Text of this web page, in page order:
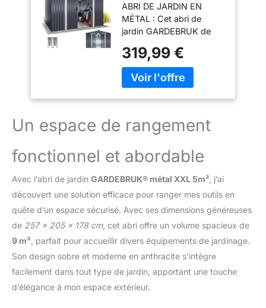
métallique
ABRI DE JARDIN EN
MÉTAL : Cet abri de
jardin GARDEBRUK de
2 pans est parfait pour
ranger ou stocker tous
les ustensiles, outils et
sec. De ce fait, tu auras
toujours tout à portée de
RANGEMENT : Les
de la cabane de jardin de
260 x 205 x 180 cm
promettent suffisamment
d'espace de rangement
pour ta tondeuse à
gazon, tes pots de
fleurs, tes meubles de
jardin ou ton taille-haie.
supplémentaires,
319,99 €
Un espace de rangement
fonctionnel et abordable
Avec l’abri de jardin GARDEBRUK® métal XXL 5m² , j’ai
découvert une solution efficace pour ranger mes outils en
quête d’un espace sécurisé. Avec ses dimensions généreuses
de 257 x 205 x 178 cm, cet abri offre un volume spacieux de
9 m³ , parfait pour accueillir divers équipements de jardinage.
Son design sobre et moderne en anthracite s’intègre
facilement dans tout type de jardin, apportant une touche
d’élégance à mon espace extérieur.